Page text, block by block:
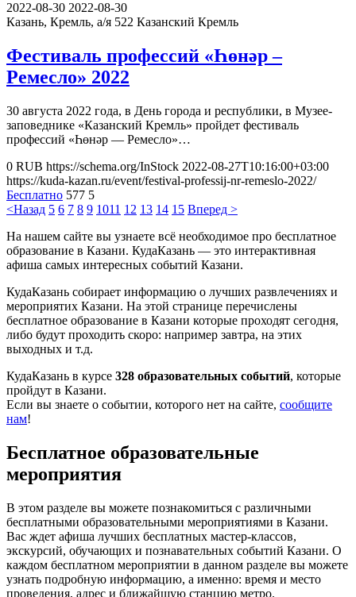
2022-08-30 2022-08-30
Казань, Кремль, а/я 522 Казанский Кремль
Фестиваль профессий «Һөнәр –
Ремесло» 2022
30 августа 2022 года, в День города и республики, в Музее-
заповеднике «Казанский Кремль» пройдет фестиваль
профессий «Һөнәр — Ремесло»…
0 RUB https://schema.org/InStock 2022-08-27T10:16:00+03:00
https://kuda-kazan.ru/event/festival-professij-nr-remeslo-2022/
Бесплатно 577 5
<Назад 5 6 7 8 9 1011 12 13 14 15 Вперед >
На нашем сайте вы узнаете всё необходимое про бесплатное
образование в Казани. КудаКазань — это интерактивная
афиша самых интересных событий Казани.
КудаКазань собирает информацию о лучших развлечениях и
мероприятих Казани. На этой странице перечислены
бесплатное образование в Казани которые проходят сегодня,
либо будут проходить скоро: например завтра, на этих
выходных и т.д.
КудаКазань в курсе 328 образовательных событий, которые
пройдут в Казани.
Если вы знаете о событии, которого нет на сайте, сообщите
нам!
Бесплатное образовательные
мероприятия
В этом разделе вы можете познакомиться с различными
бесплатными образовательными мероприятиями в Казани.
Вас ждет афиша лучших бесплатных мастер-классов,
экскурсий, обучающих и познавательных событий Казани. О
каждом бесплатном мероприятии в данном разделе вы можете
узнать подробную информацию, а именно: время и место
проведения, адрес и ближайшую станцию метро.